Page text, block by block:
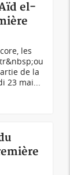
el-
les
de la
23 mai...